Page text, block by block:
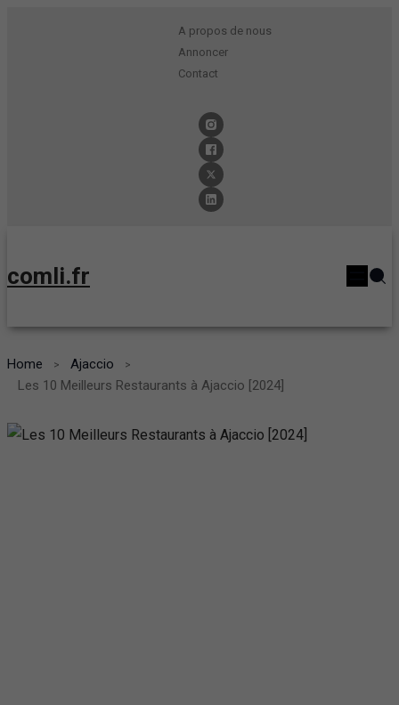
A propos de nous
Annoncer
Contact
comli.fr
Home
Ajaccio
Les 10 Meilleurs Restaurants à Ajaccio [2024]